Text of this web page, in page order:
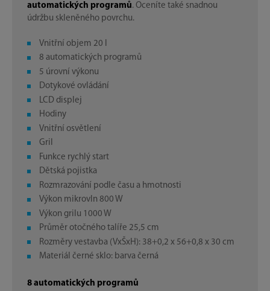
automatických programů. Oceníte také snadnou
údržbu skleněného povrchu.
Vnitřní objem 20 l
8 automatických programů
5 úrovní výkonu
Dotykové ovládání
LCD displej
Hodiny
Vnitřní osvětlení
Gril
Funkce rychlý start
Dětská pojistka
Rozmrazování podle času a hmotnosti
Výkon mikrovln 800 W
Výkon grilu 1000 W
Průměr otočného talíře 25,5 cm
Rozměry vestavba (VxŠxH): 38+0,2 x 56+0,8 x 30 cm
Materiál černé sklo: barva černá
8 automatických programů